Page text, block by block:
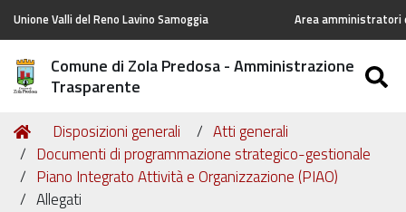
Unione Valli del Reno Lavino Samoggia Area amministratori
Comune di Zola Predosa - Amministrazione
Trasparente
Tu
sei
qui:
Home
Disposizioni generali
Atti generali
Documenti di programmazione strategico-gestionale
Piano Integrato Attività e Organizzazione (PIAO)
Allegati